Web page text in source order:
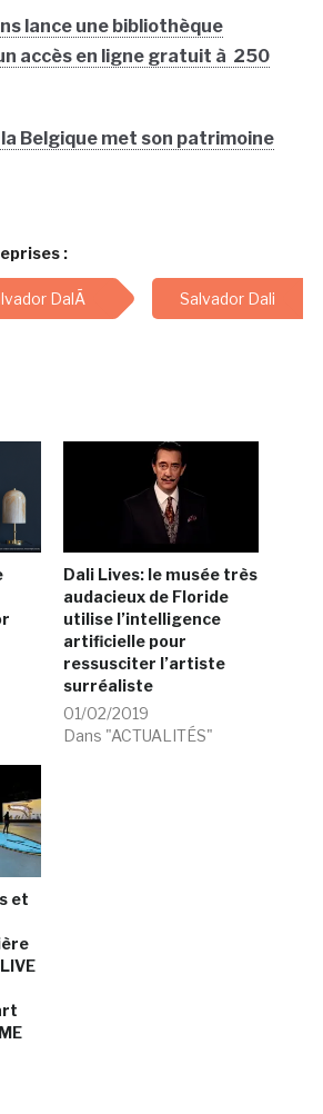
lance une bibliothèque
accès en ligne gratuit à 250
Belgique met son patrimoine
:
DalÃ­ Salvador Dali
Dali Lives: le musée très
audacieux de Floride
utilise l’intelligence
artificielle pour
ressusciter l’artiste
surréaliste
01/02/2019
Dans "ACTUALITÉS"
et